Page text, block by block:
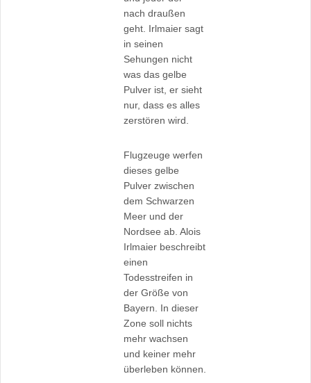
nach draußen
geht. Irlmaier sagt
in seinen
Sehungen nicht
was das gelbe
Pulver ist, er sieht
nur, dass es alles
zerstören wird.
Flugzeuge werfen
dieses gelbe
Pulver zwischen
dem Schwarzen
Meer und der
Nordsee ab. Alois
Irlmaier beschreibt
einen
Todesstreifen in
der Größe von
Bayern. In dieser
Zone soll nichts
mehr wachsen
und keiner mehr
überleben können.